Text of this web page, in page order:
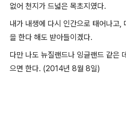
없어 천지가 드넓은 목초지였다.
내가 내생에 다시 인간으로 태어나고,
을 한다 해도 받아들이겠다.
다만 나도 뉴질랜드나 잉글랜드 같은
으면 한다. (2014년 8월 8일)